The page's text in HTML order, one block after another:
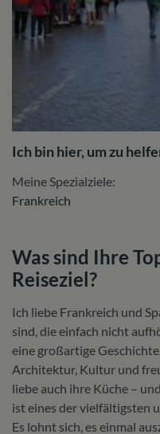
Ich bin hier, um zu
Meine Spezialziele:
Frankreich
Was sind Ihre
Reiseziel?
Ich liebe Frankreich und
sind, die einfach nicht
eine großartige
Architektur, Kultur und
liebe auch ihre Küche –
ist eines der vielfältigsten
Es lohnt sich, es einmal